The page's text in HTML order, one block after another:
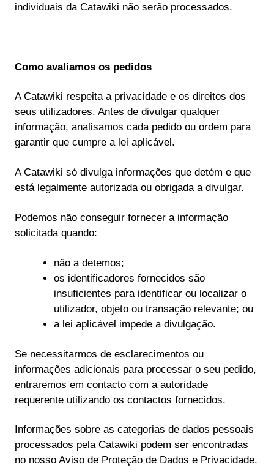
individuais da Catawiki não serão processados.
Como avaliamos os pedidos
A Catawiki respeita a privacidade e os direitos dos
seus utilizadores. Antes de divulgar qualquer
informação, analisamos cada pedido ou ordem para
garantir que cumpre a lei aplicável.
A Catawiki só divulga informações que detém e que
está legalmente autorizada ou obrigada a divulgar.
Podemos não conseguir fornecer a informação
solicitada quando:
não a detemos;
os identificadores fornecidos são
insuficientes para identificar ou localizar o
utilizador, objeto ou transação relevante; ou
a lei aplicável impede a divulgação.
Se necessitarmos de esclarecimentos ou
informações adicionais para processar o seu pedido,
entraremos em contacto com a autoridade
requerente utilizando os contactos fornecidos.
Informações sobre as categorias de dados pessoais
processados pela Catawiki podem ser encontradas
no nosso Aviso de Proteção de Dados e Privacidade.